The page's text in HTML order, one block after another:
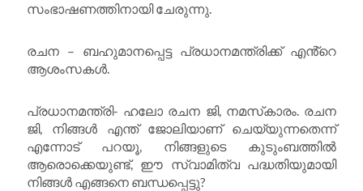
സംഭാഷണത്തിനായി ചേരുന്നു.
രചന – ബഹുമാനപ്പെട്ട പ്രധാനമന്ത്രിക്ക് എൻ്റെ
ആശംസകൾ.
പ്രധാനമന്ത്രി- ഹലോ രചന ജി, നമസ്‌കാരം. രചന
ജി, നിങ്ങൾ എന്ത് ജോലിയാണ് ചെയ്യുന്നതെന്ന്
എന്നോട് പറയൂ, നിങ്ങളുടെ കുടുംബത്തിൽ
ആരൊക്കെയുണ്ട്, ഈ സ്വാമിത്വ പദ്ധതിയുമായി
നിങ്ങൾ എങ്ങനെ ബന്ധപ്പെട്ടു?